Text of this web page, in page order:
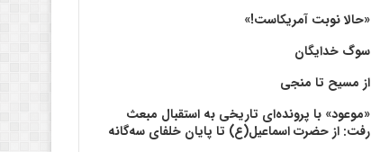
«حالا نوبت آمریکاست!»
سوگ خدایگان
از مسیح تا منجی
«موعود» با پرونده‌ای تاریخی به استقبال مبعث
رفت: از حضرت اسماعیل(ع) تا پایان خلفای سه‌گانه